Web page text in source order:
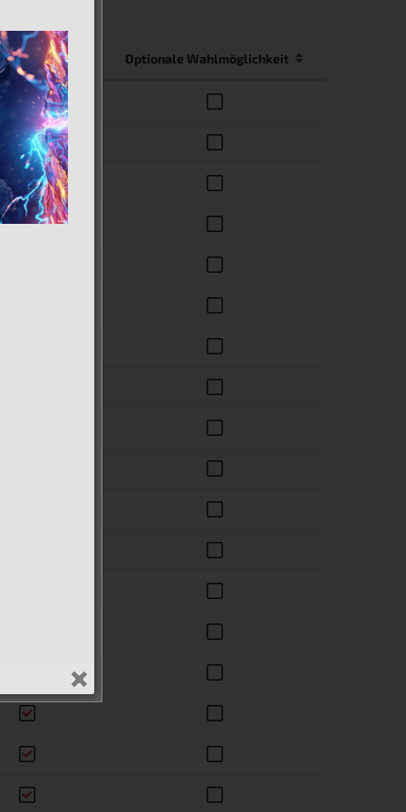
Abdeckung Optionale Wahlmöglichkeit